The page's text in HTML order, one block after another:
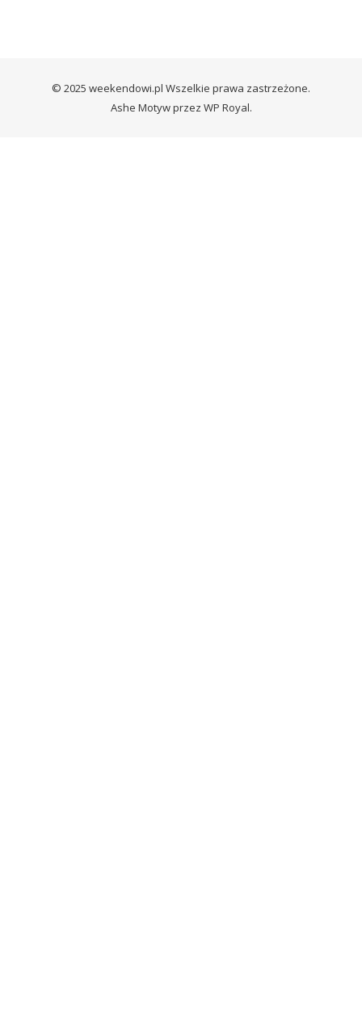
© 2025 weekendowi.pl Wszelkie prawa zastrzeżone.
Ashe Motyw przez WP Royal.